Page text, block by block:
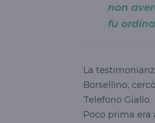
non
fu
La
Borsellino,
Telefono Giallo.
Poco prima era